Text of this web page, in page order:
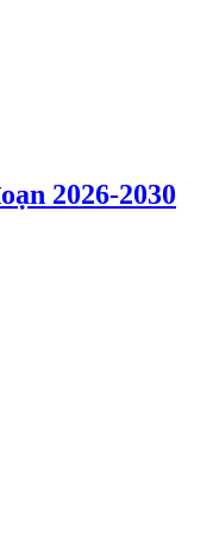
2026-2030